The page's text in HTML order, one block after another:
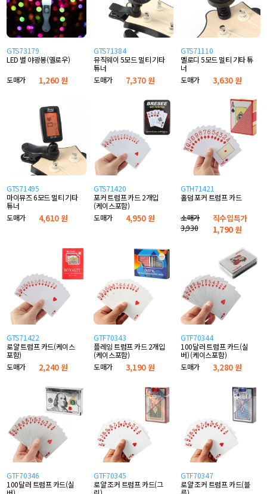
GTS73179
LED 별 야광봉(옐로우)
도매가
1,260 원
GTS71384
뮤직웨이 5모드 멀티 기타
튜너
도매가
7,370 원
GTS71110
멜로디 5모드 멀티 기타 튜
너
도매가
3,630 원
GTS71495
마이뮤즈 6모드 멀티 기타
튜너
도매가
4,610 원
GTS71420
포커 트럼프 카드 2개입
(케이스포함)
도매가
4,950 원
GTH71421
홀덤 포커 트럼프 카드
소매가
3,930
직수입특가
1,790원
GTS71422
로얄 트럼프 카드(케이스
포함)
도매가
2,240 원
GTF70343
플레잉 트럼프 카드 2개입
(케이스포함)
도매가
3,190 원
GTF70344
100달러 트럼프 카드(실
버) (케이스포함)
도매가
3,280 원
GTF70346
100달러 트럼프 카드(실
GTF70345
로얄 조커 트럼프 카드(그
GTF70347
로얄 조커 트럼프 카드(블